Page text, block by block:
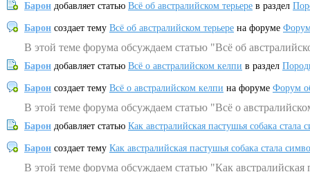
Барон добавляет статью Всё об австралийском терьере в раздел
Барон создает тему Всё об австралийском терьере на форуме
В этой теме форума обсуждаем статью "Всё об
Барон добавляет статью Всё о австралийском келпи в раздел
Барон создает тему Всё о австралийском келпи на форуме Форум
В этой теме форума обсуждаем статью "Всё о
Барон добавляет статью Как австралийская пастушья собака
Барон создает тему Как австралийская пастушья собака стала
В этой теме форума обсуждаем статью "Как